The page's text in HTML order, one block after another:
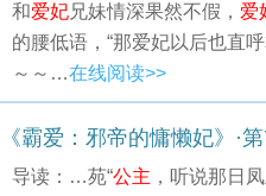
和爱妃兄妹情深果然不假， 爱
的腰低语，“那爱妃以后也直
～～…在线阅读>>
《霸爱：邪帝的慵懒妃》·
导读：…苑“公主 ，听说那日